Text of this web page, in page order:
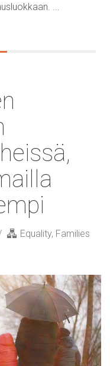
...
Equality, Families